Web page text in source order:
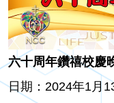
六十周年鑽禧校慶
日期：2024年1月